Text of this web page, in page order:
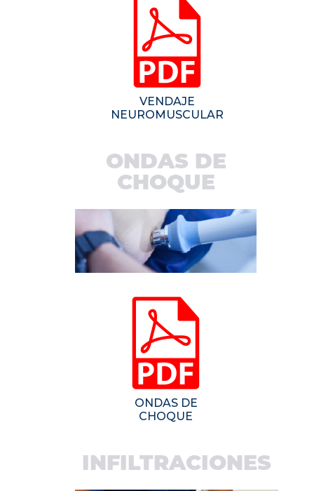
VENDAJE
NEUROMUSCULAR
ONDAS DE
CHOQUE
ONDAS DE
CHOQUE
INFILTRACIONES